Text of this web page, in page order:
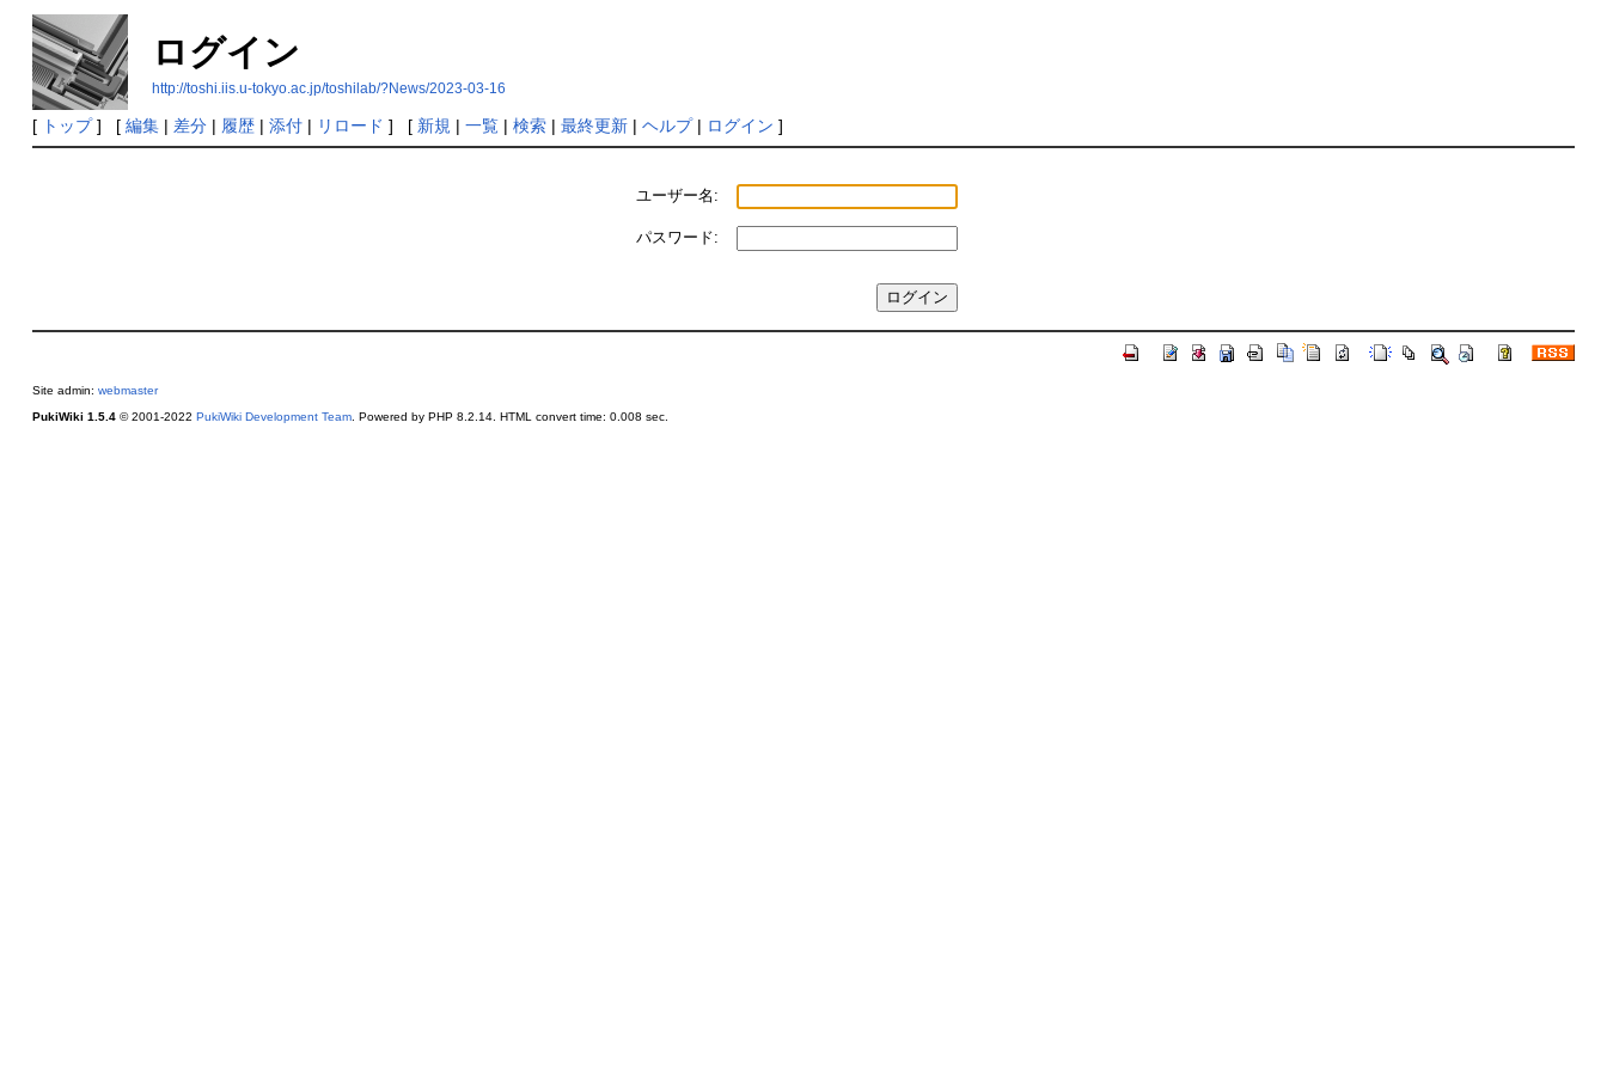
ログイン
http://toshi.iis.u-tokyo.ac.jp/toshilab/?News/2023-03-16
[ トップ] [ 編集| 差分| 履歴| 添付| リロード ] [ 新規 | 一覧| 検索| 最終更新| ヘルプ| ログイン ]
ユーザー名:
パスワード:
Site admin: webmaster
PukiWiki 1.5.4© 2001-2022 PukiWiki Development Team. Powered by PHP 8.2.14. HTML convert time: 0.008 sec.